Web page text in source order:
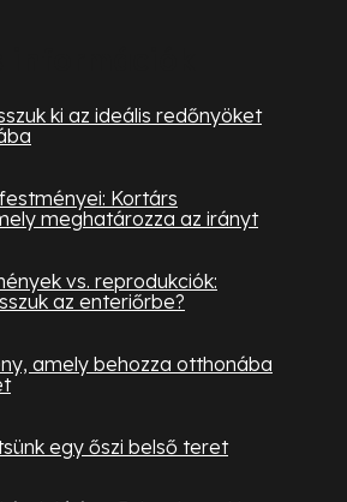
ki az ideális redőnyöket
Kortárs
meghatározza az irányt
vs. reprodukciók:
az enteriőrbe?
amely behozza otthonába
egy őszi belső teret